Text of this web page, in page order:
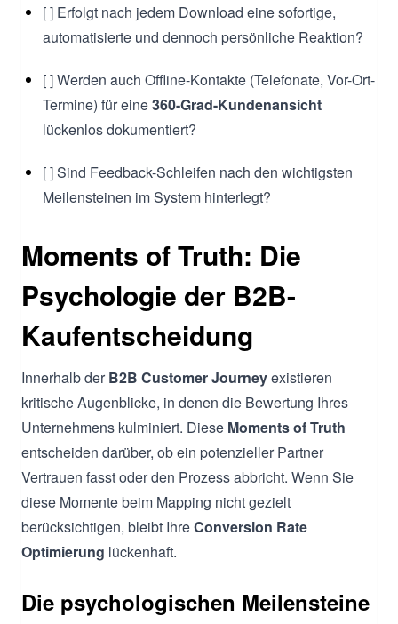
[ ] Erfolgt nach jedem Download eine sofortige,
automatisierte und dennoch persönliche Reaktion?
[ ] Werden auch Offline-Kontakte (Telefonate, Vor-Ort-
Termine) für eine360-Grad-Kundenansicht
lückenlos dokumentiert?
[ ] Sind Feedback-Schleifen nach den wichtigsten
Meilensteinen im System hinterlegt?
Moments of Truth: Die
Psychologie der B2B-
Kaufentscheidung
Innerhalb derB2B Customer Journeyexistieren
kritische Augenblicke, in denen die Bewertung Ihres
Unternehmens kulminiert. Diese Moments of Truth
entscheiden darüber, ob ein potenzieller Partner
Vertrauen fasst oder den Prozess abbricht. Wenn Sie
diese Momente beim Mapping nicht gezielt
berücksichtigen, bleibt IhreConversion Rate
Optimierung lückenhaft.
Die psychologischen Meilensteine